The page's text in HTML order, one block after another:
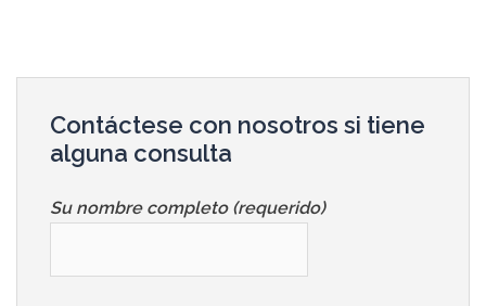
Contáctese con nosotros si tiene
alguna consulta
Su nombre completo (requerido)